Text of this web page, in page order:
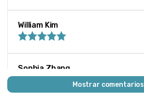
William Kim
Sophia Zhang
Mostrar comentarios